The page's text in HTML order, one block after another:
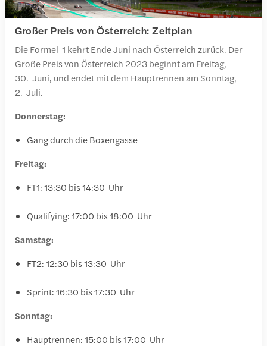
Großer Preis von Österreich: Zeitplan
Die Formel 1 kehrt Ende Juni nach Österreich zurück. Der
Große Preis von Österreich 2023 beginnt am Freitag,
30. Juni, und endet mit dem Hauptrennen am Sonntag,
2. Juli.
Donnerstag:
Gang durch die Boxengasse
Freitag:
FT1: 13:30 bis 14:30 Uhr
Qualifying: 17:00 bis 18:00 Uhr
Samstag:
FT2: 12:30 bis 13:30 Uhr
Sprint: 16:30 bis 17:30 Uhr
Sonntag:
Hauptrennen: 15:00 bis 17:00 Uhr